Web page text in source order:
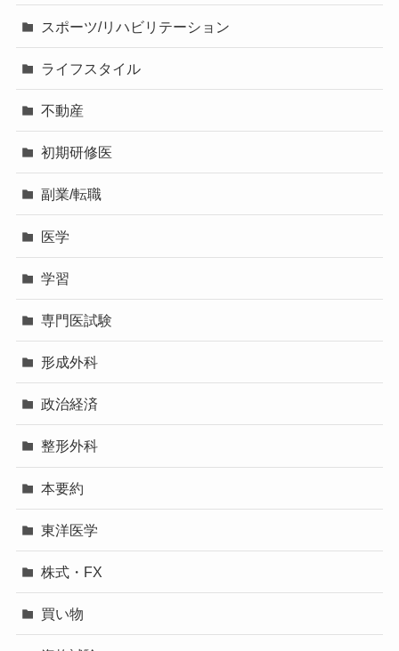
スポーツ/リハビリテーション
ライフスタイル
不動産
初期研修医
副業/転職
医学
学習
専門医試験
形成外科
政治経済
整形外科
本要約
東洋医学
株式・FX
買い物